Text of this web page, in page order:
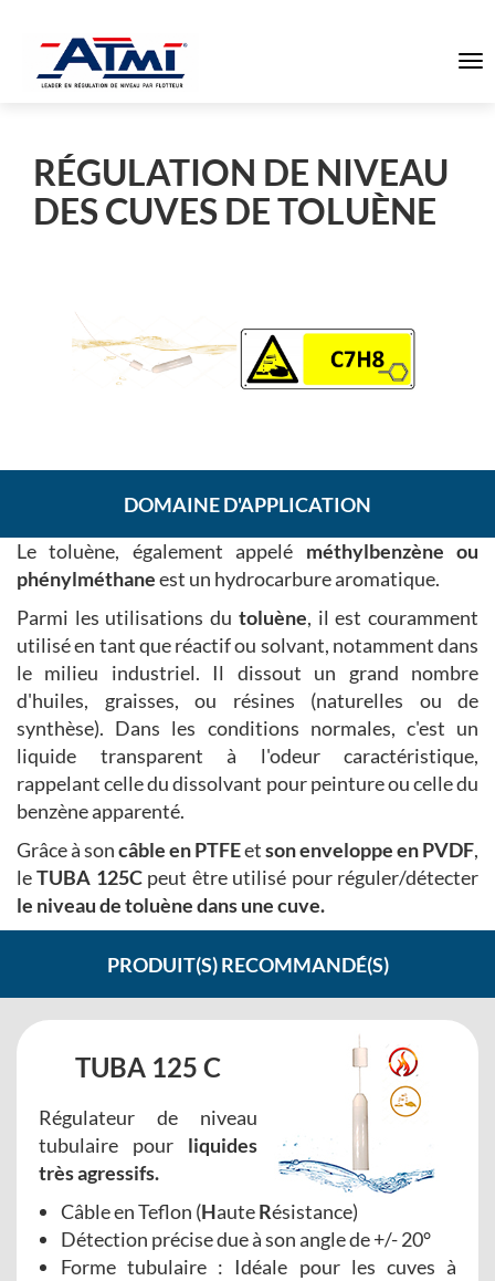
RÉGULATION DE NIVEAU
DES CUVES DE TOLUÈNE
DOMAINE D'APPLICATION
Le toluène, également appelé méthylbenzène ou
phénylméthaneest un hydrocarbure aromatique.
Parmi les utilisations du toluène, il est couramment
utilisé en tant que réactif ou solvant, notamment dans
le milieu industriel. Il dissout un grand nombre
d'huiles, graisses, ou résines (naturelles ou de
synthèse). Dans les conditions normales, c'est un
liquide transparent à l'odeur caractéristique,
rappelant celle du dissolvant pour peinture ou celle du
benzène apparenté.
Grâce à soncâble en PTFEetson enveloppe en PVDF,
leTUBA 125Cpeut être utilisé pour réguler/détecter
le niveau de toluène dans une cuve.
PRODUIT(S) RECOMMANDÉ(S)
TUBA 125 C
Régulateur de niveau
tubulaire pour liquides
très agressifs.
Câble en Teflon (HauteRésistance)
Détection précise due à son angle de +/- 20°
Forme tubulaire : Idéale pour les cuves à